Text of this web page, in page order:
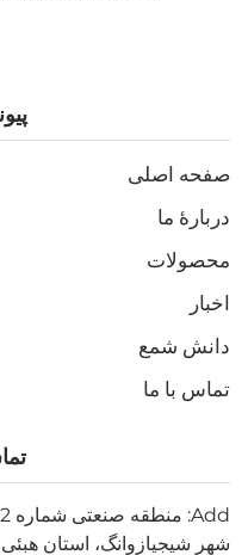
صفحه اصلی
دربارهٔ ما
محصولات
اخبار
دانش شمع
تماس با ما
شهر شیجیازوانگ، استان هبئی